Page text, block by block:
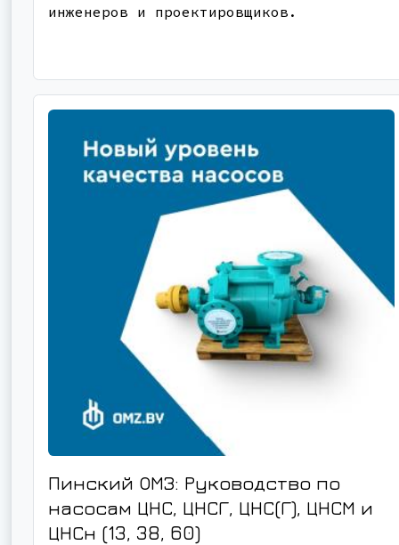
инженеров и проектировщиков.
Пинский ОМЗ: Руководство по
насосам ЦНС, ЦНСГ, ЦНС(Г), ЦНСМ и
ЦНСн (13, 38, 60)